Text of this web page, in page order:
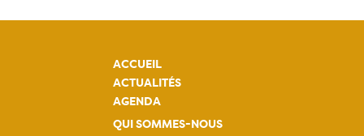
ACCUEIL
ACTUALITÉS
AGENDA
QUI SOMMES-NOUS